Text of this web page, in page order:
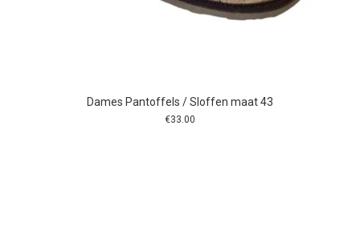
Dames Pantoffels / Sloffen maat 43
€33.00